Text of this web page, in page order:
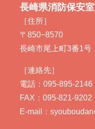
長崎県消防保安室
［住所］
〒850−8570
長崎市尾上町3番1号
［連絡先］
電話：095-895-2146
FAX：095-821-9202
E-mail：